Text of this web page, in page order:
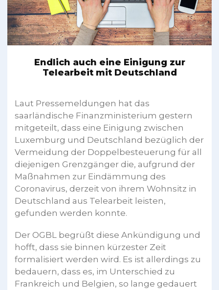
Endlich auch eine Einigung zur
Telearbeit mit Deutschland
Laut Pressemeldungen hat das
saarländische Finanzministerium gestern
mitgeteilt, dass eine Einigung zwischen
Luxemburg und Deutschland bezüglich der
Vermeidung der Doppelbesteuerung für all
diejenigen Grenzgänger die, aufgrund der
Maßnahmen zur Eindämmung des
Coronavirus, derzeit von ihrem Wohnsitz in
Deutschland aus Telearbeit leisten,
gefunden werden konnte.
Der OGBL begrüßt diese Ankündigung und
hofft, dass sie binnen kürzester Zeit
formalisiert werden wird. Es ist allerdings zu
bedauern, dass es, im Unterschied zu
Frankreich und Belgien, so lange gedauert